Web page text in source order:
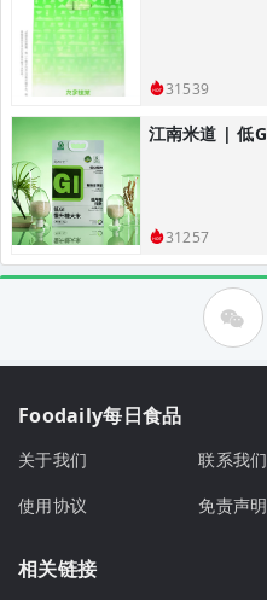
31539
31257
Foodaily每日食品
关于我们 联系我们
使用协议
免责声明
相关链接